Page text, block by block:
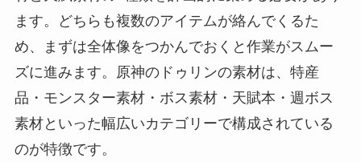
ます。どちらも複数のアイテムが絡んでくるた
め、まずは全体像をつかんでおくと作業がスムー
ズに進みます。原神のドゥリンの素材は、特産
品・モンスター素材・ボス素材・天賦本・週ボス
素材といった幅広いカテゴリーで構成されている
のが特徴です。